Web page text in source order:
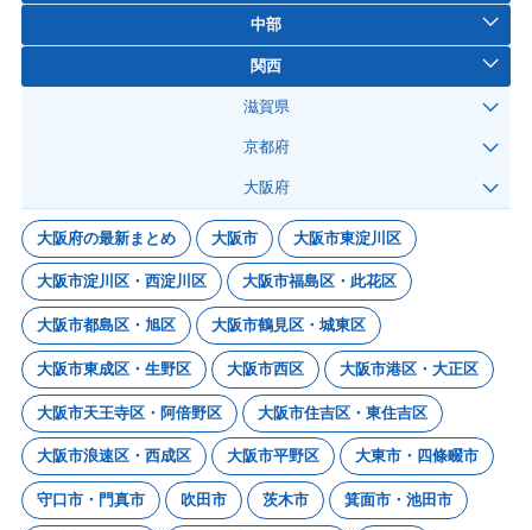
中部
関西
滋賀県
京都府
大阪府
大阪府の最新まとめ 大阪市 大阪市東淀川区
大阪市淀川区・西淀川区 大阪市福島区・此花区
大阪市都島区・旭区 大阪市鶴見区・城東区
大阪市東成区・生野区 大阪市西区 大阪市港区・大正区
大阪市天王寺区・阿倍野区 大阪市住吉区・東住吉区
大阪市浪速区・西成区 大阪市平野区 大東市・四條畷市
守口市・門真市 吹田市 茨木市 箕面市・池田市